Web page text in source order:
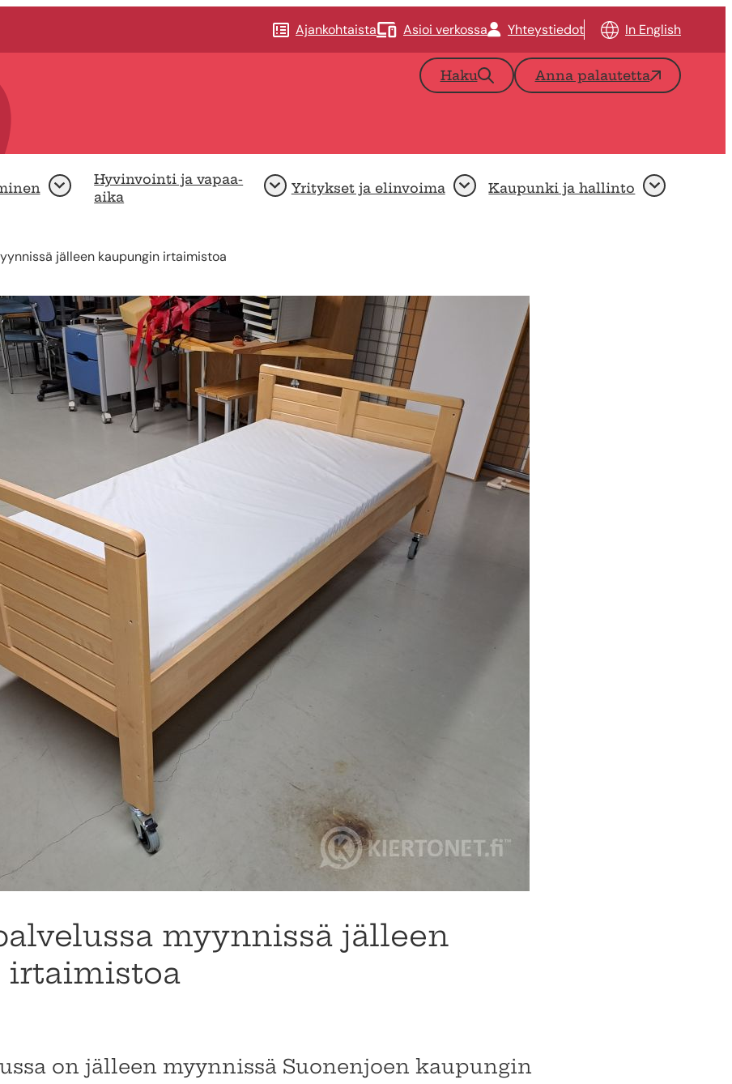
Ajankohtaista
Asioi verkossa Yhteystiedot In English
Haku Anna palautetta
Avaa
Hyvinvointi ja vapaa-
aika
AvaaYritykset ja elinvoima AvaaKaupunki ja hallinto Avaa
jälleen kaupungin irtaimistoa
myynnissä jälleen
irtaimistoa
on jälleen myynnissä Suonenjoen kaupungin